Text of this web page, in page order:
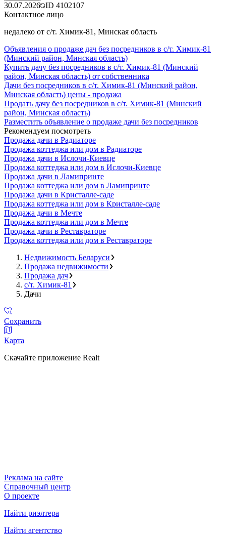
30.07.2026 ID 4102107
Контактное лицо
недалеко от с/т. Химик-81, Минская область
Объявления о продаже дач без посредников в с/т. Химик-81
(Минский район, Минская область)
Купить дачу без посредников в с/т. Химик-81 (Минский
район, Минская область) от собственника
Дачи без посредников в с/т. Химик-81 (Минский район,
Минская область) цены - продажа
Продать дачу без посредников в с/т. Химик-81 (Минский
район, Минская область)
Разместить объявление о продаже дачи без посредников
Рекомендуем посмотреть
Продажа дачи в Радиаторе
Продажа коттеджа или дом в Радиаторе
Продажа дачи в Ислочи-Киевце
Продажа коттеджа или дом в Ислочи-Киевце
Продажа дачи в Ламипринте
Продажа коттеджа или дом в Ламипринте
Продажа дачи в Кристалле-саде
Продажа коттеджа или дом в Кристалле-саде
Продажа дачи в Мечте
Продажа коттеджа или дом в Мечте
Продажа дачи в Реставраторе
Продажа коттеджа или дом в Реставраторе
Недвижимость Беларуси
Продажа недвижимости
Продажа дач
с/т. Химик-81
Дачи
Сохранить
Карта
Скачайте приложение Realt
Реклама на сайте
Справочный центр
О проекте
Найти риэлтера
Найти агентство